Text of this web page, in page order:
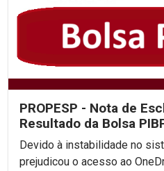
PROPESP - Nota de
Resultado da Bolsa
Devido à instabilidade no
prejudicou o acesso ao